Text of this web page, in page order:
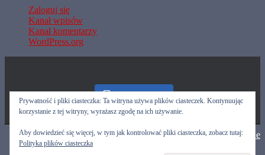
Zaloguj się
Kanał wpisów
Kanał komentarzy
WordPress.org
Nasz Instagram
Przewodnicy
Hestia | Stworzone przezThemeIsle
Prywatność i pliki ciasteczka: Ta witryna używa plików ciasteczek. Kontynuując
korzystanie z tej witryny, wyrażasz zgodę na ich używanie.
Aby dowiedzieć się więcej, w tym jak kontrolować pliki ciasteczka, zobacz tutaj:
Polityka plików ciasteczka